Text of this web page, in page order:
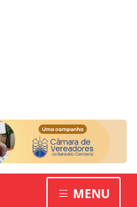
MENU